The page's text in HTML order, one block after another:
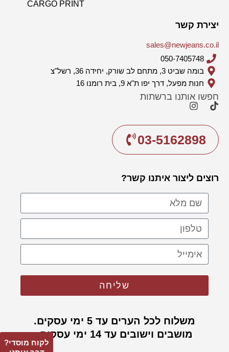
CARGO PRINT
יצירת קשר
sales@newjeans.co.il
050-7405748
בומה שביט 3, מתחם לב שורק, יחידה 36, רשל"צ
חנות מפעל, דרך יפו ת"א 9, בית רומנו 16
חפשו אותנו ברשתות
03-5162898
רוצים ליצור איתנו קשר?
שליחה
משלוח לכל הערים עד 5 ימי עסקים.
מושבים וישובים עד 14 ימי עסקים.
לקוח מוסדי?